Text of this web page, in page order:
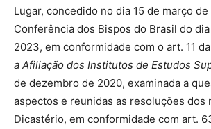
Lugar, concedido no dia 15 de março
Conferência dos Bispos do Brasil do
2023, em conformidade com o art. 11
a Afiliação dos Institutos de Estudos
de dezembro de 2020, examinada a
aspectos e reunidas as resoluções dos
Dicastério, em conformidade com art.